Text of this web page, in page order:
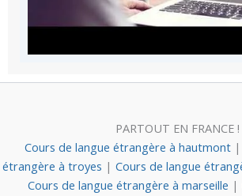
PARTOUT EN FRANCE !
Cours de langue étrangère à hautmont |
étrangère à troyes | Cours de langue
Cours de langue étrangère à marseille |